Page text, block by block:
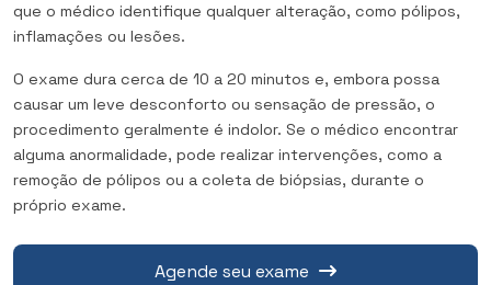
que o médico identifique qualquer alteração, como pólipos,
inflamações ou lesões.
O exame dura cerca de 10 a 20 minutos e, embora possa
causar um leve desconforto ou sensação de pressão, o
procedimento geralmente é indolor. Se o médico encontrar
alguma anormalidade, pode realizar intervenções, como a
remoção de pólipos ou a coleta de biópsias, durante o
próprio exame.
Agende seu exame